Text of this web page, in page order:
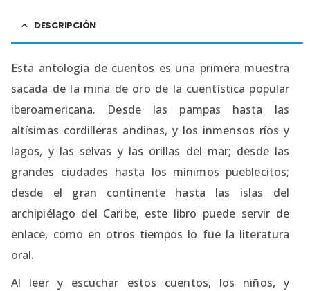
DESCRIPCIÓN
Esta antología de cuentos es una primera muestra
sacada de la mina de oro de la cuentística popular
iberoamericana. Desde las pampas hasta las
altísimas cordilleras andinas, y los inmensos ríos y
lagos, y las selvas y las orillas del mar; desde las
grandes ciudades hasta los mínimos pueblecitos;
desde el gran continente hasta las islas del
archipiélago del Caribe, este libro puede servir de
enlace, como en otros tiempos lo fue la literatura
oral.
Al leer y escuchar estos cuentos, los niños, y